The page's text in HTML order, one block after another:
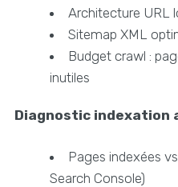
Architecture URL
Sitemap XML
Budget crawl :
inutiles
Diagnostic indexation
Pages indexées
Search Console)